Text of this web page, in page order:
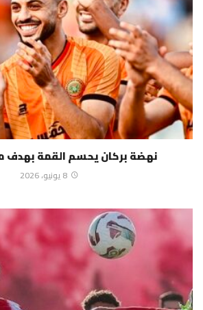
نهضة بركان يحسم القمة بهدف
8 يونيو، 2026